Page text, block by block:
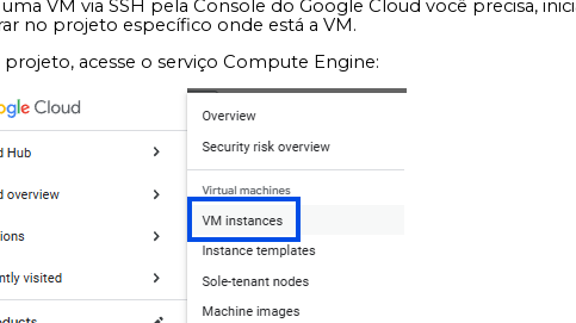
VM via SSH pela Console do Google Cloud você precisa,
no projeto específico onde está a VM.
acesse o serviço Compute Engine: